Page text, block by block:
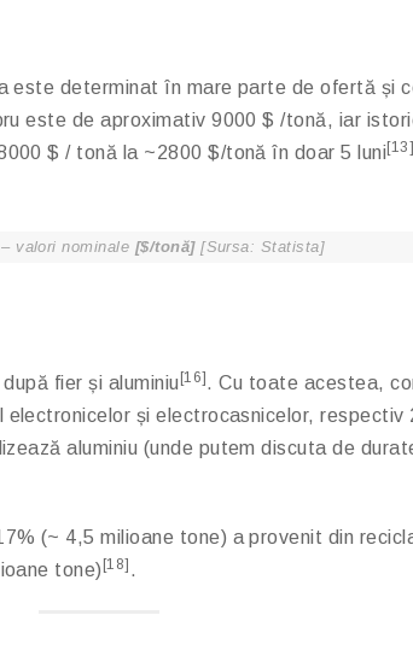
este determinat în mare parte de ofertă și
este de aproximativ 9000 $ /tonă, iar
$ / tonă la ~2800 $/tonă în doar 5 luni[13]
valori nominale [$/tonă][Sursa: Statista]
fier și aluminiu [16] . Cu toate acestea,
și electrocasnicelor,
aluminiu (unde putem discuta de
(~ 4,5 milioane tone) a provenit din
tone) [18] .